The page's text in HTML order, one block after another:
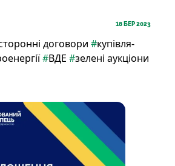
18БЕР 2023
договори #купівля-
#ВДЕ #зелені аукціони